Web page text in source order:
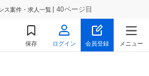
ス案件・求人一覧 | 40ページ目
保存 ログイン 会員登録 メニュー